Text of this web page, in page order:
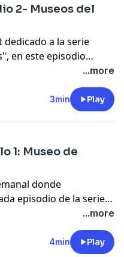
2- Museos del
a la serie
en este episodio
...more
3min Play
1: Museo de
donde
episodio de la serie
...more
4min Play